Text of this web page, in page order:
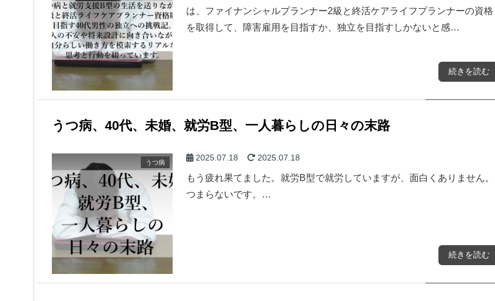
は、ファイナンシャルプランナー2級と終活ケアライフプランナーの資格
を取得して、障害雇用を目指すか、独立を目指すしかないと感…
続きを読む
うつ病、40代、未婚、就労B型、一人暮らしの日々の末路
うつ病 2025.07.18 2025.07.18
もう疲れ果てました。就労B型で就労していますが、面白くありません。
つまらないです。…
続きを読む